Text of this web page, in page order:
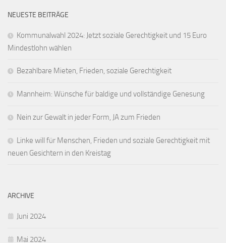
NEUESTE BEITRÄGE
Kommunalwahl 2024: Jetzt soziale Gerechtigkeit und 15 Euro
Mindestlohn wählen
Bezahlbare Mieten, Frieden, soziale Gerechtigkeit
Mannheim: Wünsche für baldige und vollständige Genesung
Nein zur Gewalt in jeder Form, JA zum Frieden
Linke will für Menschen, Frieden und soziale Gerechtigkeit mit
neuen Gesichtern in den Kreistag
ARCHIVE
Juni 2024
Mai 2024